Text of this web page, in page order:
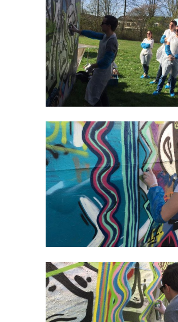
Hit enter to search or ESC to close